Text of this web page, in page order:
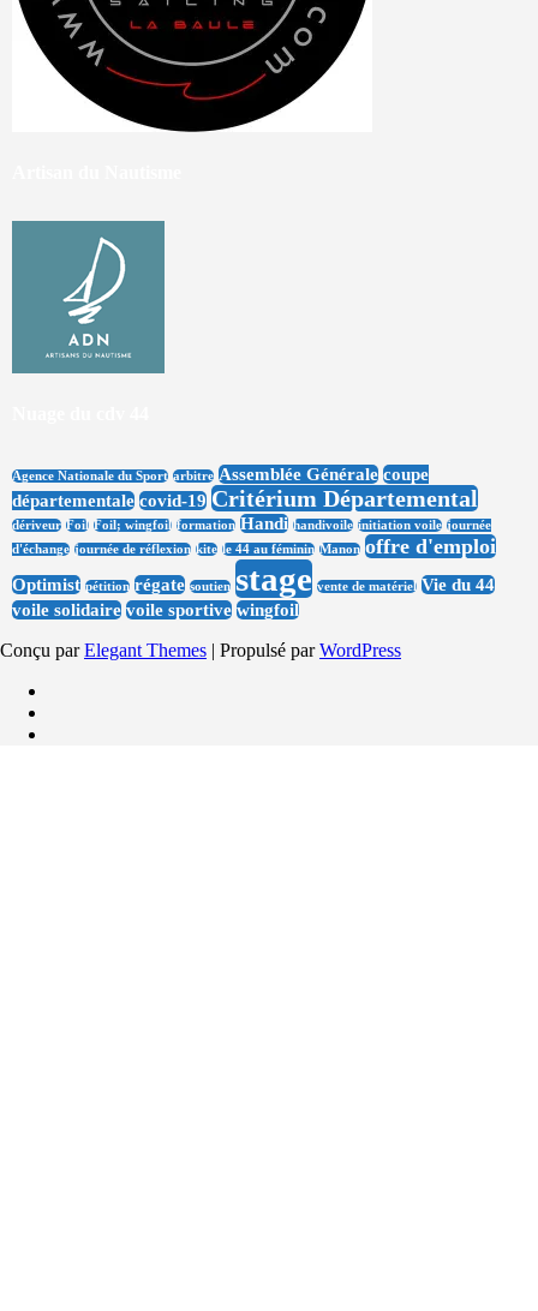
Agence Nationale du Sport arbitre Assemblée Générale coupe
départementale covid-19 Critérium Départemental
dériveur Foil Foil; wingfoil formation Handi handivoile initiation voile journée
d'échange journée de réflexion kite le 44 au féminin Manon offre d'emploi
Optimist pétition régate soutien stage vente de matériel Vie du 44
voile solidaire voile sportive wingfoil
Conçu parElegant Themes | Propulsé parWordPress